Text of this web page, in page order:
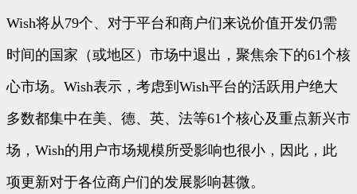
Wish将从79个、对于平台和商户们来说价值开发仍需
时间的国家（或地区）市场中退出，聚焦余下的61个核
心市场。Wish表示，考虑到Wish平台的活跃用户绝大
多数都集中在美、德、英、法等61个核心及重点新兴市
场，Wish的用户市场规模所受影响也很小，因此，此
项更新对于各位商户们的发展影响甚微。